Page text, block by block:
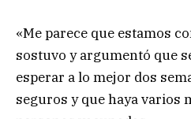
«Me parece que estamos
sostuvo y argumentó que
esperar a lo mejor dos
seguros y que haya varios